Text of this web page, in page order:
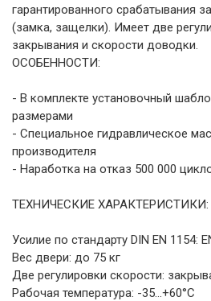
гарантированного срабатывания
(замка, защелки). Имеет две
закрывания и скорости доводки.
ОСОБЕННОСТИ:
- В комплекте установочный
размерами
- Специальное гидравлическое
производителя
- Наработка на отказ 500 000
ТЕХНИЧЕСКИЕ ХАРАКТЕРИСТИКИ:
Усилие по стандарту DIN EN 1154:
Вес двери: до 75 кг
Две регулировки скорости:
Рабочая температура: -35…+60°С